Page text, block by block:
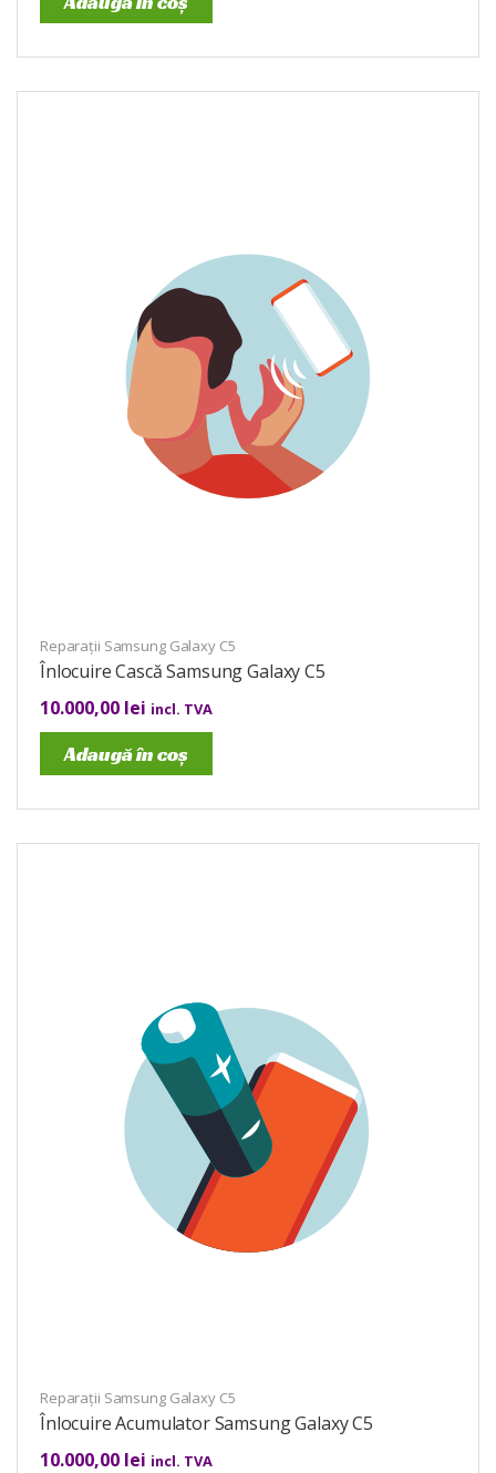
Reparații Samsung Galaxy C5
Înlocuire Cască Samsung Galaxy C5
10.000,00 lei incl. TVA
Adaugă în coș
Reparații Samsung Galaxy C5
Înlocuire Acumulator Samsung Galaxy C5
10.000,00 lei incl. TVA